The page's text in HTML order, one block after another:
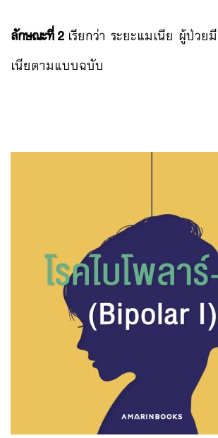
ลักษณะที่ 2เรียกว่า ระยะแมเนีย ผู้ป่วย
เนียตามแบบฉบับ